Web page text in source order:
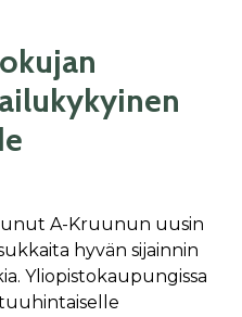
A-Kruunun uusin
hyvän sijainnin
Yliopistokaupungissa